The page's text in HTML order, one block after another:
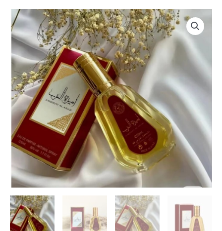
PERFUME
ÁRABE
MINI
PRINCESAS
cantidad